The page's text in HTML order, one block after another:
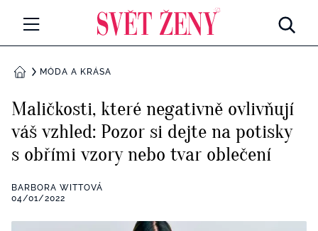
Všechny kategorie
Rozhovory
RETROHUBKY
Všechny kategorie
Seberozvoj
DOMŮMÓDA A KRÁSA
Maličkosti, které negativně ovlivňují
váš vzhled: Pozor si dejte na potisky
s obřími vzory nebo tvar oblečení
BARBORA WITTOVÁ
04/01/2022